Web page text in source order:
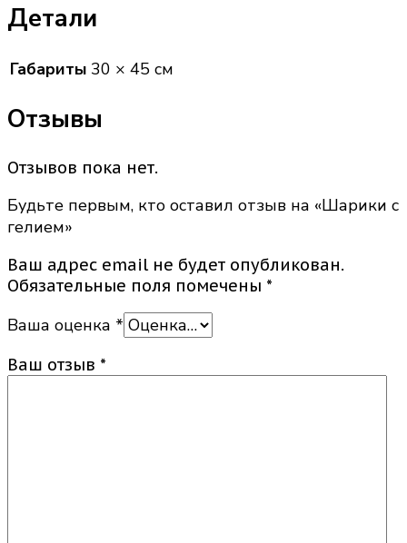
Детали
Габариты 30 × 45 см
Отзывы
Отзывов пока нет.
Будьте первым, кто оставил отзыв на «Шарики с
гелием»
Ваш адрес email не будет опубликован.
Обязательные поля помечены *
Ваша оценка *
Ваш отзыв *